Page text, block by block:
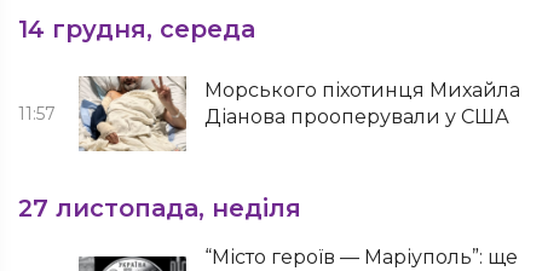
14 грудня, середа
11:57
Морського піхотинця Михайла
Діанова прооперували у США
27 листопада, неділя
“Місто героїв — Маріуполь”: ще